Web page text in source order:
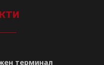
терминал